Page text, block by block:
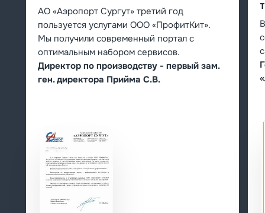
АО «Аэропорт Сургут» третий год
пользуется услугами ООО «ПрофитКит».
Мы получили современный портал с
оптимальным набором сервисов.
Директор по производству - первый зам.
ген. директора Прийма С.В.